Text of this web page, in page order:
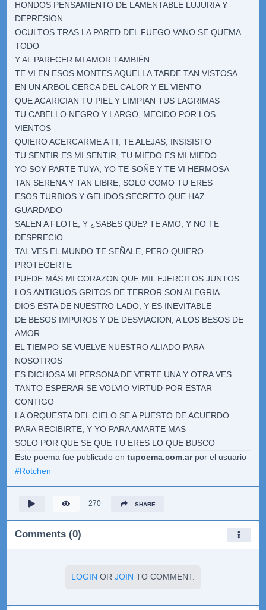
HONDOS PENSAMIENTO DE LAMENTABLE LUJURIA Y
DEPRESION
OCULTOS TRAS LA PARED DEL FUEGO VANO SE QUEMA
TODO
Y AL PARECER MI AMOR TAMBIÉN
TE VI EN ESOS MONTES AQUELLA TARDE TAN VISTOSA
EN UN ARBOL CERCA DEL CALOR Y EL VIENTO
QUE ACARICIAN TU PIEL Y LIMPIAN TUS LAGRIMAS
TU CABELLO NEGRO Y LARGO, MECIDO POR LOS
VIENTOS
QUIERO ACERCARME A TI, TE ALEJAS, INSISISTO
TU SENTIR ES MI SENTIR, TU MIEDO ES MI MIEDO
YO SOY PARTE TUYA, YO TE SOÑE Y TE VI HERMOSA
TAN SERENA Y TAN LIBRE, SOLO COMO TU ERES
ESOS TURBIOS Y GELIDOS SECRETO QUE HAZ
GUARDADO
SALEN A FLOTE, Y ¿SABES QUE? TE AMO, Y NO TE
DESPRECIO
TAL VES EL MUNDO TE SEÑALE, PERO QUIERO
PROTEGERTE
PUEDE MÁS MI CORAZON QUE MIL EJERCITOS JUNTOS
LOS ANTIGUOS GRITOS DE TERROR SON ALEGRIA
DIOS ESTA DE NUESTRO LADO, Y ES INEVITABLE
DE BESOS IMPUROS Y DE DESVIACION, A LOS BESOS DE
AMOR
EL TIEMPO SE VUELVE NUESTRO ALIADO PARA
NOSOTROS
ES DICHOSA MI PERSONA DE VERTE UNA Y OTRA VES
TANTO ESPERAR SE VOLVIO VIRTUD POR ESTAR
CONTIGO
LA ORQUESTA DEL CIELO SE A PUESTO DE ACUERDO
PARA RECIBIRTE, Y YO PARA AMARTE MAS
SOLO POR QUE SE QUE TU ERES LO QUE BUSCO
Este poema fue publicado en tupoema.com.arpor el usuario
#Rotchen
270 SHARE
Comments (0)
LOGIN OR JOIN TO COMMENT.